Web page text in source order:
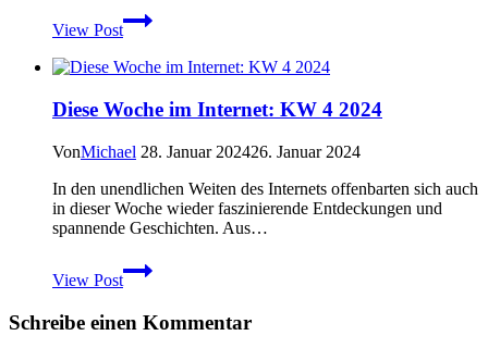
View Post
Die
Harzer
–
und
im
Diese Woche im Internet: KW 4 2024
VonMichael 28. Januar 202426. Januar 2024
In den unendlichen Weiten des Internets offenbarten sich auch
in dieser Woche wieder faszinierende Entdeckungen und
spannende Geschichten. Aus…
View Post
Diese
Woche
Internet:
Schreibe einen Kommentar